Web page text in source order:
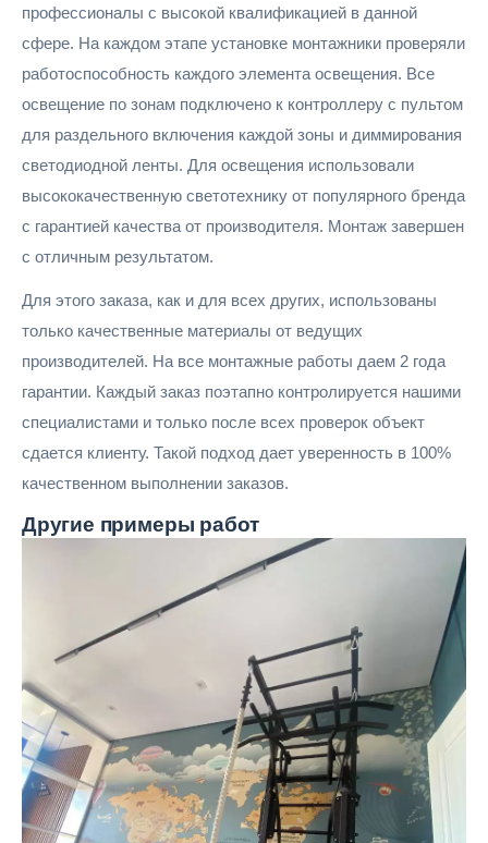
профессионалы с высокой квалификацией в данной
сфере. На каждом этапе установке монтажники проверяли
работоспособность каждого элемента освещения. Все
освещение по зонам подключено к контроллеру с пультом
для раздельного включения каждой зоны и диммирования
светодиодной ленты. Для освещения использовали
высококачественную светотехнику от популярного бренда
с гарантией качества от производителя. Монтаж завершен
с отличным результатом.
Для этого заказа, как и для всех других, использованы
только качественные материалы от ведущих
производителей. На все монтажные работы даем 2 года
гарантии. Каждый заказ поэтапно контролируется нашими
специалистами и только после всех проверок объект
сдается клиенту. Такой подход дает уверенность в 100%
качественном выполнении заказов.
Другие примеры работ